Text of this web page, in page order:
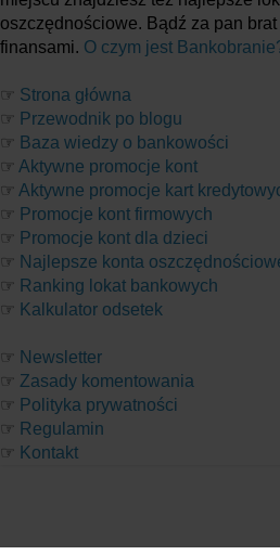
oszczędnościowe. Bądź za pan
finansami. O czym jest
☞ Strona główna
☞ Przewodnik po blogu
☞ Baza wiedzy o bankowości
☞ Aktywne promocje kont
☞ Aktywne promocje kart
☞ Promocje kont firmowych
☞ Promocje kont dla dzieci
☞ Najlepsze konta
☞ Ranking lokat bankowych
☞ Kalkulator odsetek
☞ Newsletter
☞ Zasady komentowania
☞ Polityka prywatności
☞ Regulamin
☞ Kontakt